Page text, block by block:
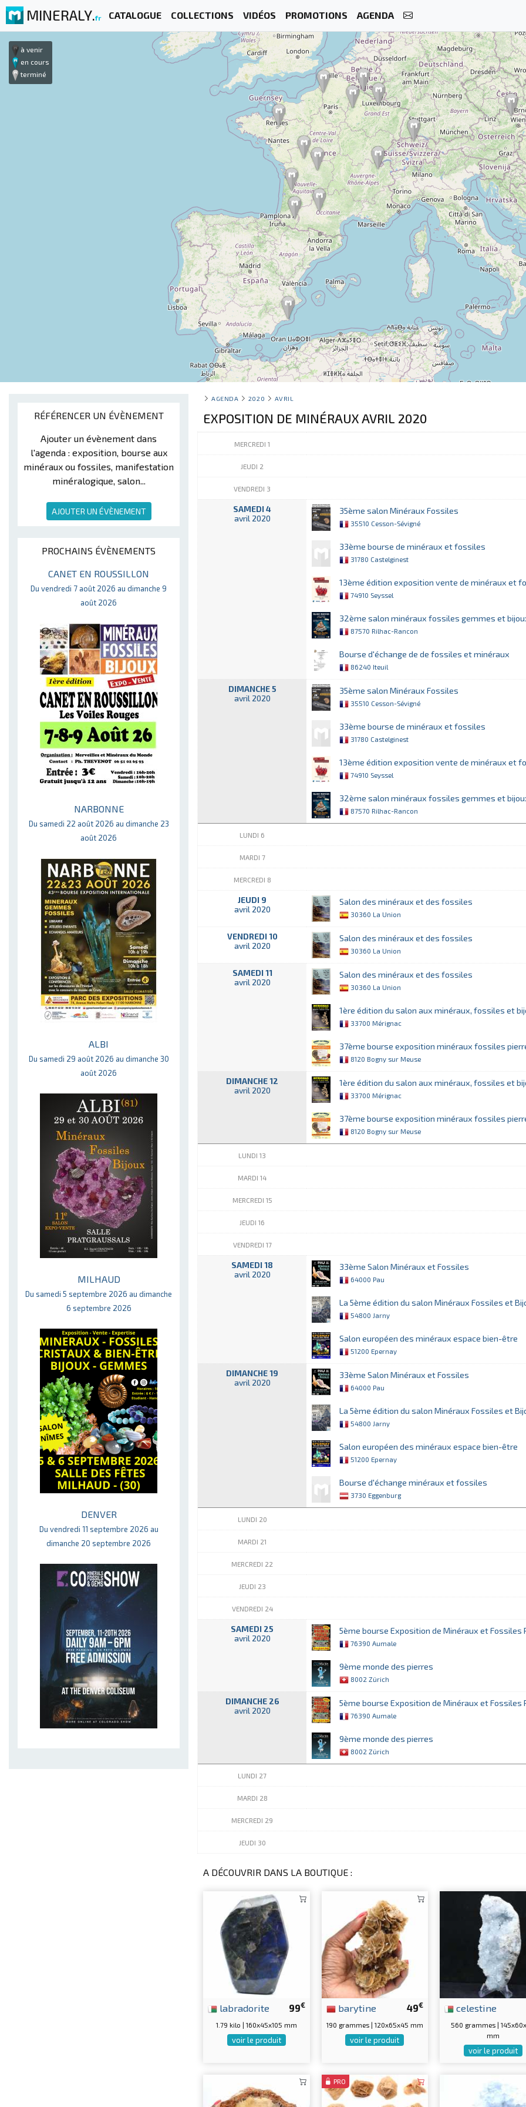
MINERALY.fr CATALOGUE COLLECTIONS VIDÉOS PROMOTIONS AGENDA
à venir
en cours
terminé
RÉFÉRENCER UN ÉVÈNEMENT
Ajouter un évènement dans
l'agenda : exposition, bourse aux
minéraux ou fossiles, manifestation
minéralogique, salon...
AJOUTER UN ÉVÈNEMENT
PROCHAINS ÉVÈNEMENTS
CANET EN ROUSSILLON
Du vendredi 7 août 2026 au dimanche 9
août 2026
NARBONNE
Du samedi 22 août 2026 au dimanche 23
août 2026
ALBI
Du samedi 29 août 2026 au dimanche 30
août 2026
MILHAUD
Du samedi 5 septembre 2026 au dimanche
6 septembre 2026
DENVER
Du vendredi 11 septembre 2026 au
dimanche 20 septembre 2026
AGENDA 2020 AVRIL
EXPOSITION DE MINÉRAUX AVRIL 2020
MERCREDI 1
JEUDI 2
VENDREDI 3
SAMEDI 4
avril 2020
35ème salon Minéraux Fossiles
35510 Cesson-Sévigné
33ème bourse de minéraux et fossiles
31780 Castelginest
13ème édition exposition vente de minéraux et
74910 Seyssel
32ème salon minéraux fossiles gemmes et
87570 Rilhac-Rancon
Bourse d'échange de de fossiles et minéraux
86240 Iteuil
DIMANCHE 5
avril 2020
35ème salon Minéraux Fossiles
35510 Cesson-Sévigné
33ème bourse de minéraux et fossiles
31780 Castelginest
13ème édition exposition vente de minéraux et
74910 Seyssel
32ème salon minéraux fossiles gemmes et
87570 Rilhac-Rancon
LUNDI 6
MARDI 7
MERCREDI 8
JEUDI 9
avril 2020
Salon des minéraux et des fossiles
30360 La Union
VENDREDI 10
avril 2020
Salon des minéraux et des fossiles
30360 La Union
SAMEDI 11
avril 2020
Salon des minéraux et des fossiles
30360 La Union
1ère édition du salon aux minéraux, fossiles et
33700 Mérignac
37ème bourse exposition minéraux fossiles
8120 Bogny sur Meuse
DIMANCHE 12
avril 2020
1ère édition du salon aux minéraux, fossiles et
33700 Mérignac
37ème bourse exposition minéraux fossiles
8120 Bogny sur Meuse
LUNDI 13
MARDI 14
MERCREDI 15
JEUDI 16
VENDREDI 17
SAMEDI 18
avril 2020
33ème Salon Minéraux et Fossiles
64000 Pau
La 5ème édition du salon Minéraux Fossiles et
54800 Jarny
Salon européen des minéraux espace bien-être
51200 Epernay
DIMANCHE 19
avril 2020
33ème Salon Minéraux et Fossiles
64000 Pau
La 5ème édition du salon Minéraux Fossiles et
54800 Jarny
Salon européen des minéraux espace bien-être
51200 Epernay
Bourse d'échange minéraux et fossiles
3730 Eggenburg
LUNDI 20
MARDI 21
MERCREDI 22
JEUDI 23
VENDREDI 24
SAMEDI 25
avril 2020
5ème bourse Exposition de Minéraux et Fossiles
76390 Aumale
9ème monde des pierres
8002 Zürich
DIMANCHE 26
avril 2020
5ème bourse Exposition de Minéraux et Fossiles
76390 Aumale
9ème monde des pierres
8002 Zürich
LUNDI 27
MARDI 28
MERCREDI 29
JEUDI 30
A DÉCOUVRIR DANS LA BOUTIQUE :
99€
labradorite
1.79 kilo | 160x45x105 mm
voir le produit
49€
barytine
190 grammes | 120x65x45 mm
voir le produit
celestine
560 grammes |
mm
voir le produit
PRO